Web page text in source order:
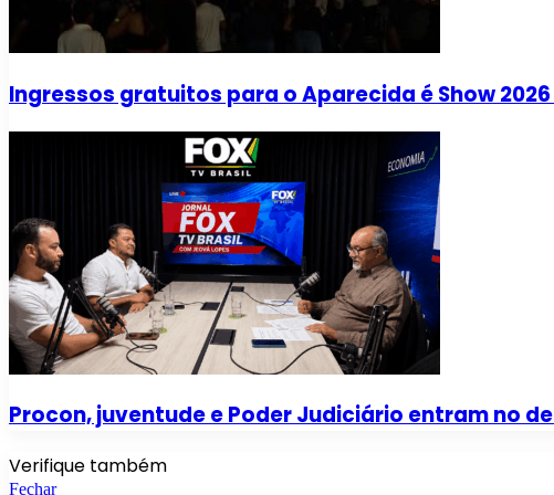
Ingressos gratuitos para o Aparecida é Show
Procon, juventude e Poder Judiciário entram no
Verifique também
Fechar